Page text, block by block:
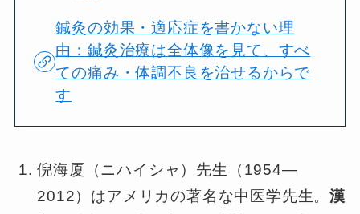
鍼灸の効果・適応症を書かない理
由：鍼灸治療は全体像を見て、すべ
ての痛み・体調不良を治せるからで
す
倪海厦（ニハイシャ）先生（1954—
2012）はアメリカの著名な中医学先生。漢